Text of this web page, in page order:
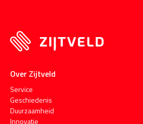
Over Zijtveld
Service
Geschiedenis
Duurzaamheid
Innovatie